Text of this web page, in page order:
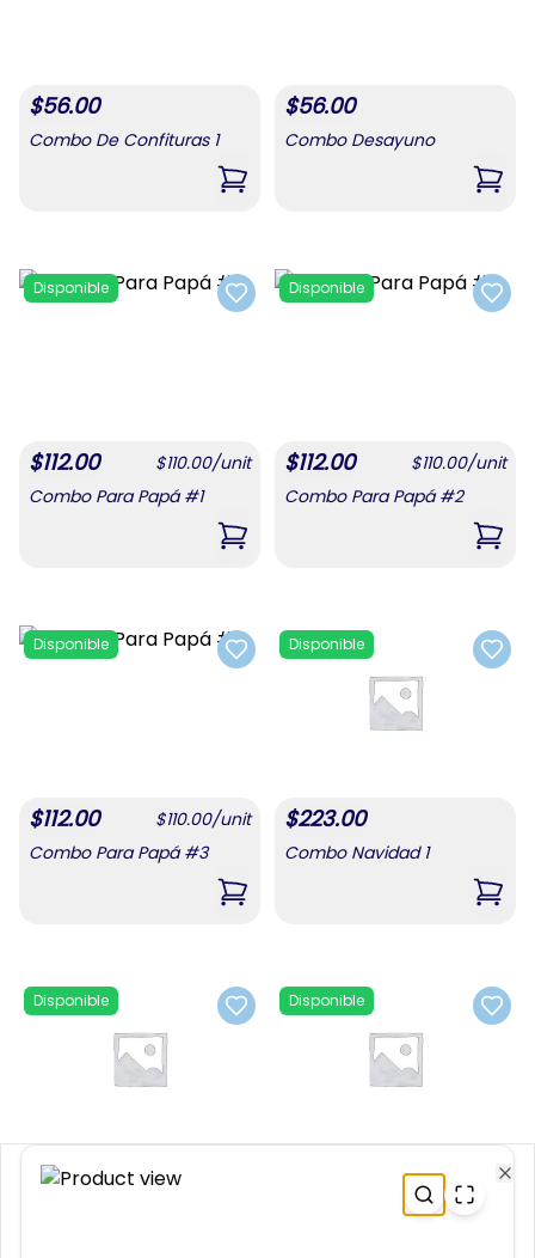
$56.00
Combo De Confituras 1
,Combo De Confituras 1
$56.00
Combo Desayuno
,
Add to favorites
Disponible
$112.00 $110.00/unit
Combo Para Papá #1
,Combo Para Papá #1
Add
Disponible
$112.00 $110.00/unit
Combo Para Papá #2
,
Add to favorites
Disponible
$112.00 $110.00/unit
Combo Para Papá #3
,Combo Para Papá #3
Add
Disponible
$223.00
Combo Navidad 1
,
Add to favorites
Disponible
$167.00
Add
Disponible
Combo Navidad 3